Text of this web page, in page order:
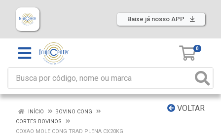
Baixe já nosso APP
0
VOLTAR
INÍCIO
BOVINO CONG
CORTES BOVINOS
COXAO MOLE CONG TRAD PLENA CX20KG